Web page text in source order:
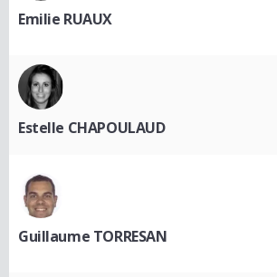
Emilie RUAUX
Estelle CHAPOULAUD
Guillaume TORRESAN